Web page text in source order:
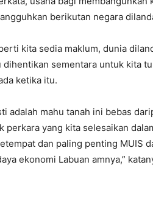
berikutan negara
kita sedia maklum, dunia
dihentikan sementara untuk kita
ketika itu.
adalah mahu tanah ini bebas
perkara yang kita selesaikan
dan paling penting MUIS
ekonomi Labuan amnya,”